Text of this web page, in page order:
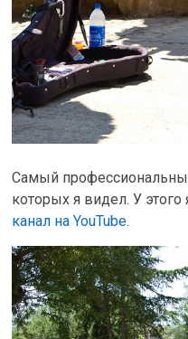
Самый
которых я видел. У
канал на YouTube.